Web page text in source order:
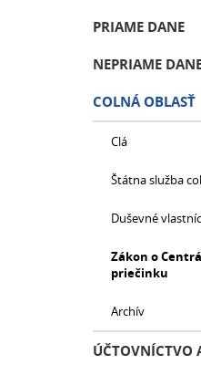
PRIAME DANE
NEPRIAME
COLNÁ OBLASŤ
Clá
Štátna služba
Duševné
Zákon o
priečinku
Archív
ÚČTOVNÍCTVO